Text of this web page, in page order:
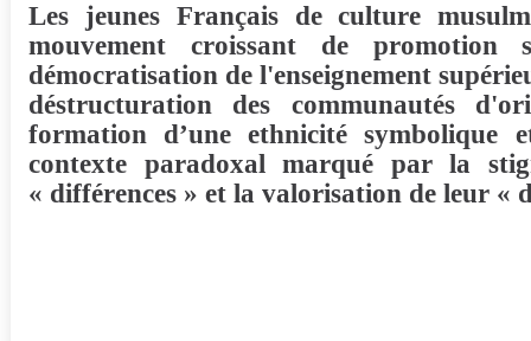
Les jeunes Français de culture
mouvement croissant de promotion
démocratisation de l'enseignement
déstructuration des communautés
formation d’une ethnicité symbolique
contexte paradoxal marqué par la
« différences » et la valorisation de leur «